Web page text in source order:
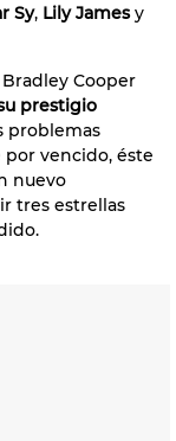
Sy, Lily Jamesy
Cooper
prestigio
problemas
por vencido, éste
nuevo
tres estrellas